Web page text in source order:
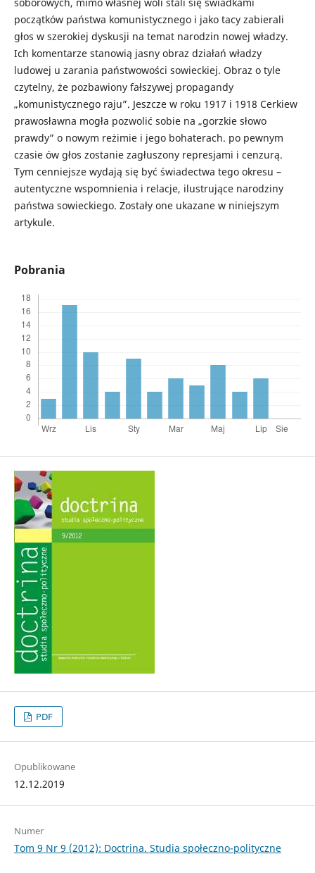
początków państwa komunistycznego i jako tacy zabierali
głos w szerokiej dyskusji na temat narodzin nowej władzy.
Ich komentarze stanowią jasny obraz działań władzy
ludowej u zarania państwowości sowieckiej. Obraz o tyle
czytelny, że pozbawiony fałszywej propagandy
„komunistycznego raju”. Jeszcze w roku 1917 i 1918 Cerkiew
prawosławna mogła pozwolić sobie na „gorzkie słowo
prawdy” o nowym reżimie i jego bohaterach. po pewnym
czasie ów głos zostanie zagłuszony represjami i cenzurą.
Tym cenniejsze wydają się być świadectwa tego okresu –
autentyczne wspomnienia i relacje, ilustrujące narodziny
państwa sowieckiego. Zostały one ukazane w niniejszym
artykule.
Pobrania
PDF
Opublikowane
12.12.2019
Numer
Tom 9 Nr 9 (2012): Doctrina. Studia społeczno-polityczne